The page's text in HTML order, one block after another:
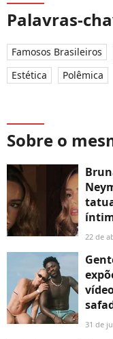
Palavras-
Famosos Brasileiros
Estética
Polêmica
Sobre o
22 de
31 de